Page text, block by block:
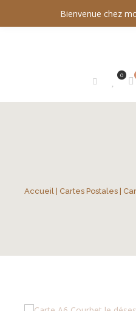
Bienvenue chez
0
Accueil Cartes Postales |